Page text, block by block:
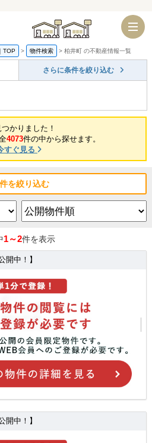
千葉店 船橋店
TOP 物件検索 柏井町 の不動産情報一覧
さらに条件を絞り込む
つかりました！
4073件の中から探せます。
すぐ見る
を絞り込む
1～2件を表示
開中！】
開中！】